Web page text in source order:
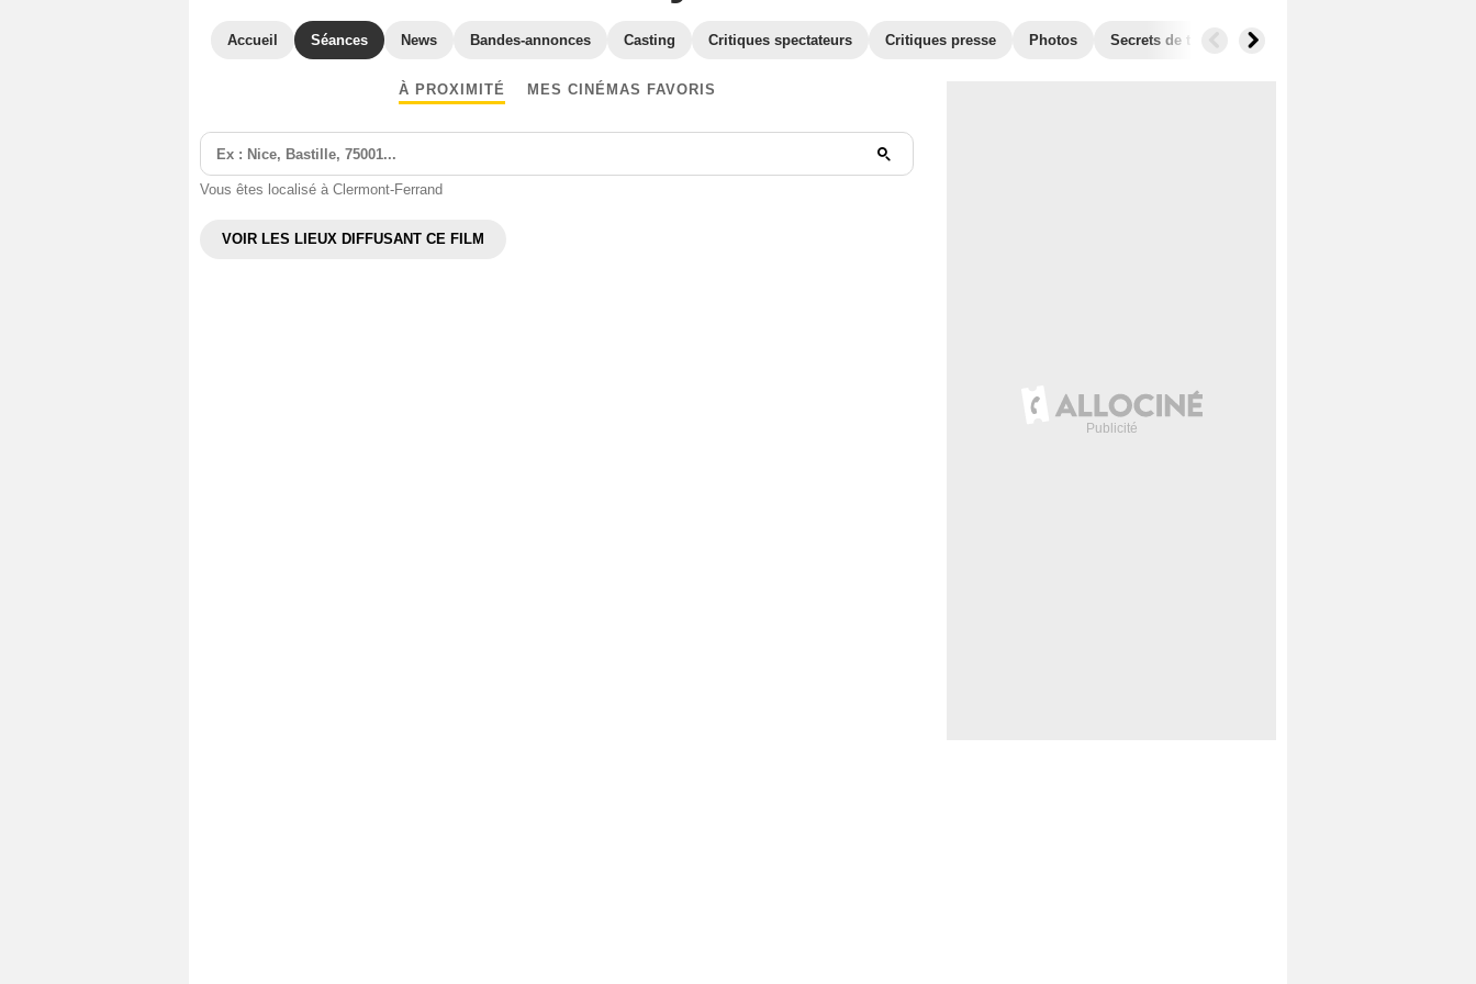
Accueil Séances News Bandes-annonces Casting Critiques spectateurs Critiques presse Photos Secrets de tournage
À PROXIMITÉ MES CINÉMAS FAVORIS
Vous êtes localisé à Clermont-Ferrand
VOIR LES LIEUX DIFFUSANT CE FILM